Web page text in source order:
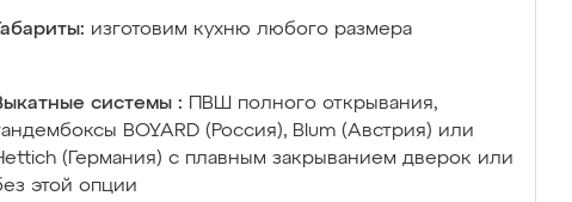
изготовим кухню любого размера
системы :
ПВШ полного открывания,
BOYARD (Россия), Blum (Австрия) или
(Германия) с плавным закрыванием дверок или
этой опции